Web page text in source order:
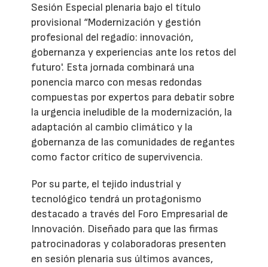
Sesión Especial plenaria bajo el título
provisional “Modernización y gestión
profesional del regadío: innovación,
gobernanza y experiencias ante los retos del
futuro'. Esta jornada combinará una
ponencia marco con mesas redondas
compuestas por expertos para debatir sobre
la urgencia ineludible de la modernización, la
adaptación al cambio climático y la
gobernanza de las comunidades de regantes
como factor crítico de supervivencia.
Por su parte, el tejido industrial y
tecnológico tendrá un protagonismo
destacado a través del Foro Empresarial de
Innovación. Diseñado para que las firmas
patrocinadoras y colaboradoras presenten
en sesión plenaria sus últimos avances,